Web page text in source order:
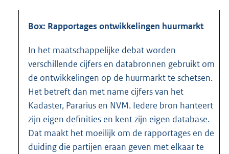
Box: Rapportages ontwikkelingen huurmarkt
In het maatschappelijke debat worden
verschillende cijfers en databronnen gebruikt om
de ontwikkelingen op de huurmarkt te schetsen.
Het betreft dan met name cijfers van het
Kadaster, Pararius en NVM. Iedere bron hanteert
zijn eigen definities en kent zijn eigen database.
Dat maakt het moeilijk om de rapportages en de
duiding die partijen eraan geven met elkaar te